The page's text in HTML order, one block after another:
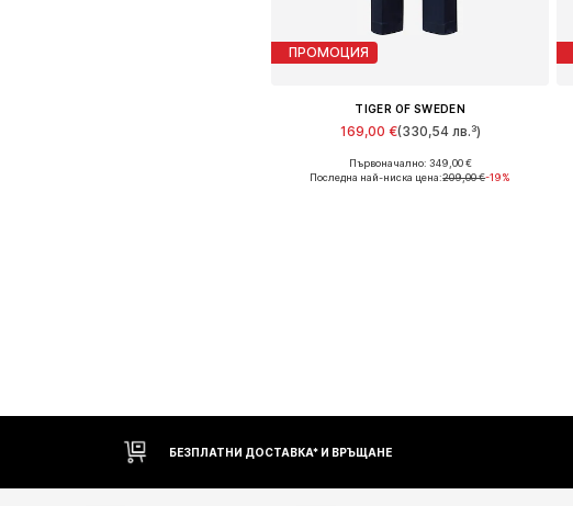
ПРОМОЦИЯ
TIGER OF SWEDEN
169,00 €(330,54 лв.³)
Налични размери: 42
Първоначално: 349,00 €
Последна най-ниска цена:209,00 €-19%
БЕЗПЛАТНИ ДОСТАВКА* И ВРЪЩАНЕ